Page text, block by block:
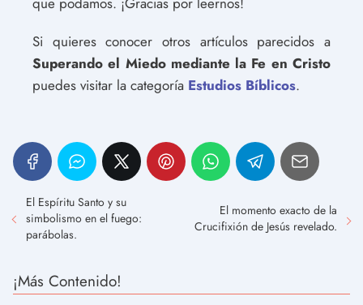
Si quieres conocer otros artículos parecidos a
Superando el Miedo mediante la Fe en Cristo
puedes visitar la categoría Estudios Bíblicos.
El Espíritu Santo y su
simbolismo en el fuego:
parábolas.
El momento exacto de la
Crucifixión de Jesús revelado.
¡Más Contenido!